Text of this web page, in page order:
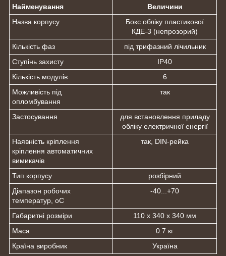
Найменування
Величини
Назва корпусу
Бокс обліку пластикової
КДЕ-3 (непрозорий)
Кількість фаз
під трифазний лічильник
Ступінь захисту
IP40
Кількість модулів
6
Можливість під
опломбування
так
Застосування
для встановлення приладу
обліку електричної енергії
Наявність кріплення
кріплення автоматичних
вимикачів
так, DIN-рейка
Тип корпусу
розбірний
Діапазон робочих
температур, оС
-40...+70
Габаритні розміри
110 х 340 х 340 мм
Маса
0.7 кг
Країна виробник
Україна